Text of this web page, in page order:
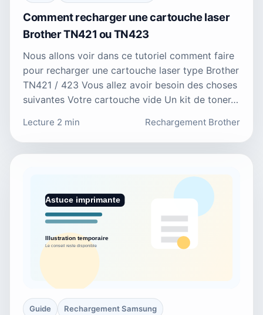
Comment recharger une cartouche laser
Brother TN421 ou TN423
Nous allons voir dans ce tutoriel comment faire
pour recharger une cartouche laser type Brother
TN421 / 423 Vous allez avoir besoin des choses
suivantes Votre cartouche vide Un kit de toner…
Lecture 2 min Rechargement Brother
Guide Rechargement Samsung